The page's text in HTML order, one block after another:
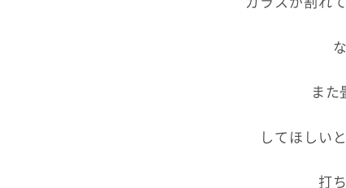
また
してほしい
打